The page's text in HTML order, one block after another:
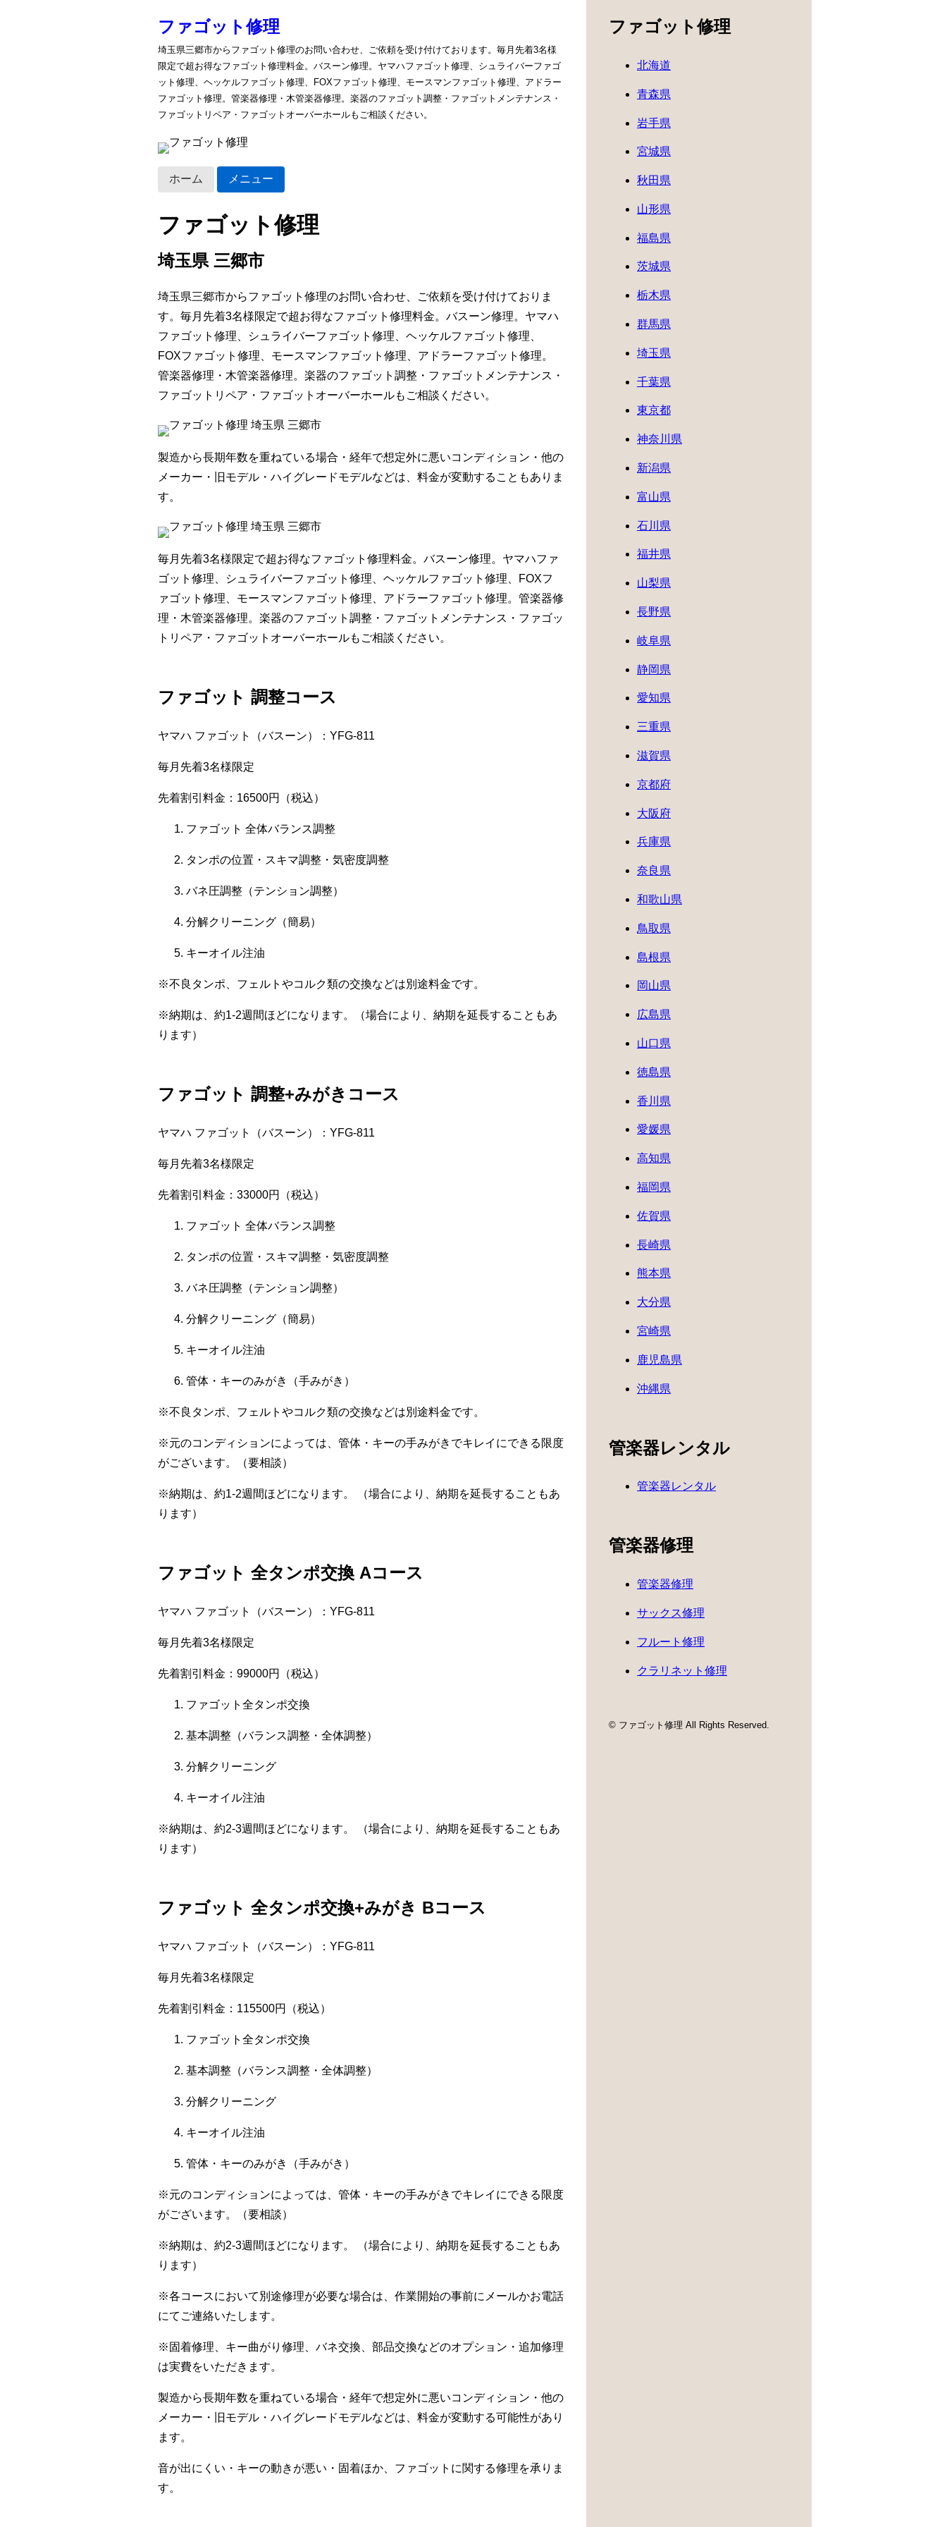
ファゴット修理
埼玉県三郷市からファゴット修理のお問い合わせ、ご依頼を受け付けております。毎月先着3名様
限定で超お得なファゴット修理料金。バスーン修理。ヤマハファゴット修理、シュライバーファゴ
ット修理、ヘッケルファゴット修理、FOXファゴット修理、モースマンファゴット修理、アドラー
ファゴット修理。管楽器修理・木管楽器修理。楽器のファゴット調整・ファゴットメンテナンス・
ファゴットリペア・ファゴットオーバーホールもご相談ください。
ホーム メニュー
ファゴット修理
埼玉県 三郷市
埼玉県三郷市からファゴット修理のお問い合わせ、ご依頼を受け付けておりま
す。毎月先着3名様限定で超お得なファゴット修理料金。バスーン修理。ヤマハ
ファゴット修理、シュライバーファゴット修理、ヘッケルファゴット修理、
FOXファゴット修理、モースマンファゴット修理、アドラーファゴット修理。
管楽器修理・木管楽器修理。楽器のファゴット調整・ファゴットメンテナンス・
ファゴットリペア・ファゴットオーバーホールもご相談ください。
製造から長期年数を重ねている場合・経年で想定外に悪いコンディション・他の
メーカー・旧モデル・ハイグレードモデルなどは、料金が変動することもありま
す。
毎月先着3名様限定で超お得なファゴット修理料金。バスーン修理。ヤマハファ
ゴット修理、シュライバーファゴット修理、ヘッケルファゴット修理、FOXフ
ァゴット修理、モースマンファゴット修理、アドラーファゴット修理。管楽器修
理・木管楽器修理。楽器のファゴット調整・ファゴットメンテナンス・ファゴッ
トリペア・ファゴットオーバーホールもご相談ください。
ファゴット 調整コース
ヤマハ ファゴット（バスーン）：YFG-811
毎月先着3名様限定
先着割引料金：16500円（税込）
ファゴット 全体バランス調整
タンポの位置・スキマ調整・気密度調整
バネ圧調整（テンション調整）
分解クリーニング（簡易）
キーオイル注油
※不良タンポ、フェルトやコルク類の交換などは別途料金です。
※納期は、約1-2週間ほどになります。（場合により、納期を延長することもあ
ります）
ファゴット 調整+みがきコース
ヤマハ ファゴット（バスーン）：YFG-811
毎月先着3名様限定
先着割引料金：33000円（税込）
ファゴット 全体バランス調整
タンポの位置・スキマ調整・気密度調整
バネ圧調整（テンション調整）
分解クリーニング（簡易）
キーオイル注油
管体・キーのみがき（手みがき）
※不良タンポ、フェルトやコルク類の交換などは別途料金です。
※元のコンディションによっては、管体・キーの手みがきでキレイにできる限度
がございます。（要相談）
※納期は、約1-2週間ほどになります。 （場合により、納期を延長することもあ
ります）
ファゴット 全タンポ交換 Aコース
ヤマハ ファゴット（バスーン）：YFG-811
毎月先着3名様限定
先着割引料金：99000円（税込）
ファゴット全タンポ交換
基本調整（バランス調整・全体調整）
分解クリーニング
キーオイル注油
※納期は、約2-3週間ほどになります。 （場合により、納期を延長することもあ
ります）
ファゴット 全タンポ交換+みがき Bコース
ヤマハ ファゴット（バスーン）：YFG-811
毎月先着3名様限定
先着割引料金：115500円（税込）
ファゴット全タンポ交換
基本調整（バランス調整・全体調整）
分解クリーニング
キーオイル注油
管体・キーのみがき（手みがき）
※元のコンディションによっては、管体・キーの手みがきでキレイにできる限度
がございます。（要相談）
※納期は、約2-3週間ほどになります。 （場合により、納期を延長することもあ
ります）
※各コースにおいて別途修理が必要な場合は、作業開始の事前にメールかお電話
にてご連絡いたします。
※固着修理、キー曲がり修理、バネ交換、部品交換などのオプション・追加修理
は実費をいただきます。
製造から長期年数を重ねている場合・経年で想定外に悪いコンディション・他の
メーカー・旧モデル・ハイグレードモデルなどは、料金が変動する可能性があり
ます。
音が出にくい・キーの動きが悪い・固着ほか、ファゴットに関する修理を承りま
す。
ファゴット修理
北海道
青森県
岩手県
宮城県
秋田県
山形県
福島県
茨城県
栃木県
群馬県
埼玉県
千葉県
東京都
神奈川県
新潟県
富山県
石川県
福井県
山梨県
長野県
岐阜県
静岡県
愛知県
三重県
滋賀県
京都府
大阪府
兵庫県
奈良県
和歌山県
鳥取県
島根県
岡山県
広島県
山口県
徳島県
香川県
愛媛県
高知県
福岡県
佐賀県
長崎県
熊本県
大分県
宮崎県
鹿児島県
沖縄県
管楽器レンタル
管楽器レンタル
管楽器修理
管楽器修理
サックス修理
フルート修理
クラリネット修理
© ファゴット修理 All Rights Reserved.